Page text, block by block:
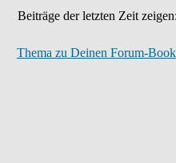
Beiträge der letzten Zeit zeigen:
Thema zu Deinen Forum-